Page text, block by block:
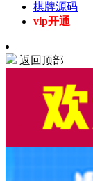
棋牌源码
vip开通
返回顶部